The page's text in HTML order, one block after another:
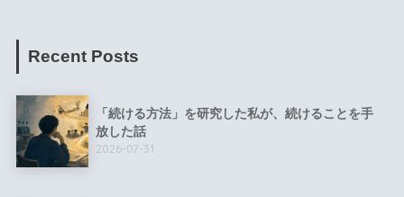
Recent Posts
「続ける方法」を研究した私が、続けることを手
放した話
2026-07-31